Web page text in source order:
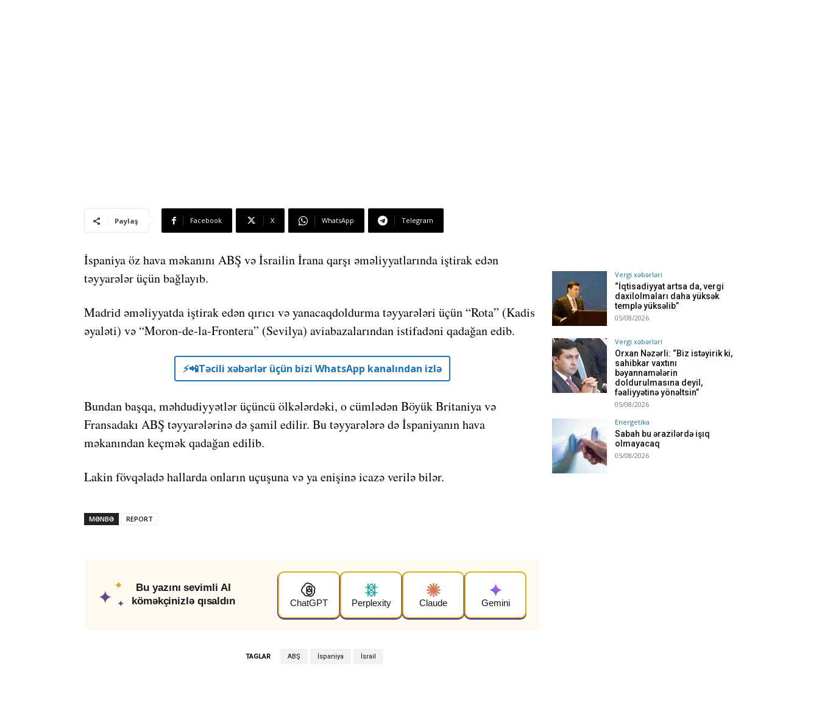
Paylaş Facebook X WhatsApp Telegram
İspaniya öz hava məkanını ABŞ və İsrailin İrana qarşı əməliyyatlarında iştirak edən
təyyarələr üçün bağlayıb.
Madrid əməliyyatda iştirak edən qırıcı və yanacaqdoldurma təyyarələri üçün “Rota” (Kadis
əyaləti) və “Moron-de-la-Frontera” (Sevilya) aviabazalarından istifadəni qadağan edib.
⚡️📲Təcili xəbərlər üçün bizi WhatsApp kanalından izlə
Bundan başqa, məhdudiyyətlər üçüncü ölkələrdəki, o cümlədən Böyük Britaniya və
Fransadakı ABŞ təyyarələrinə də şamil edilir. Bu təyyarələrə də İspaniyanın hava
məkanından keçmək qadağan edilib.
Lakin fövqəladə hallarda onların uçuşuna və ya enişinə icazə verilə bilər.
MƏNBƏ REPORT
✦
✦
✦
Bu yazını sevimli AI
köməkçinizlə qısaldın
ChatGPT Perplexity Claude Gemini
TAGLAR ABŞ İspaniya İsrail
Vergi xəbərləri
“İqtisadiyyat artsa da, vergi
daxilolmaları daha yüksək
templə yüksəlib”
05/08/2026
Vergi xəbərləri
Orxan Nəzərli: “Biz istəyirik ki,
sahibkar vaxtını
bəyannamələrin
doldurulmasına deyil,
fəaliyyətinə yönəltsin”
05/08/2026
Energetika
Sabah bu ərazilərdə işıq
olmayacaq
05/08/2026